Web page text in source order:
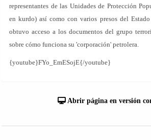
representantes de las Unidades de Protección
en kurdo) así como con varios presos del
obtuvo acceso a los documentos del grupo
sobre cómo funciona su 'corporación' petrolera.
{youtube}FYo_EmESojE{/youtube}
Abrir página en versión